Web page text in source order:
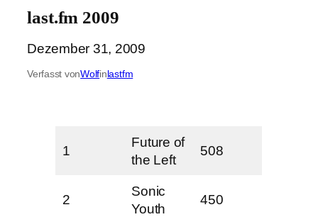
last.fm 2009
Dezember 31, 2009
Verfasst vonWolfinlastfm
1
Future of
the Left
508
2
Sonic
Youth
450